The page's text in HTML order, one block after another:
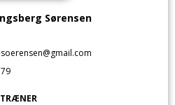
Sørensen
TRÆNER